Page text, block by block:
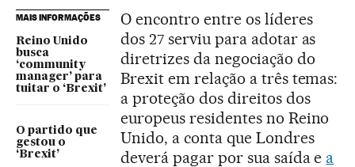
MAIS INFORMAÇÕES
Reino Unido
busca
‘community
manager’ para
tuitar o ‘Brexit’
O partido que
gestou o
‘Brexit’
O encontro entre os líderes
dos 27 serviu para adotar as
diretrizes da negociação do
Brexit em relação a três temas:
a proteção dos direitos dos
europeus residentes no Reino
Unido, a conta que Londres
deverá pagar por sua saída e a